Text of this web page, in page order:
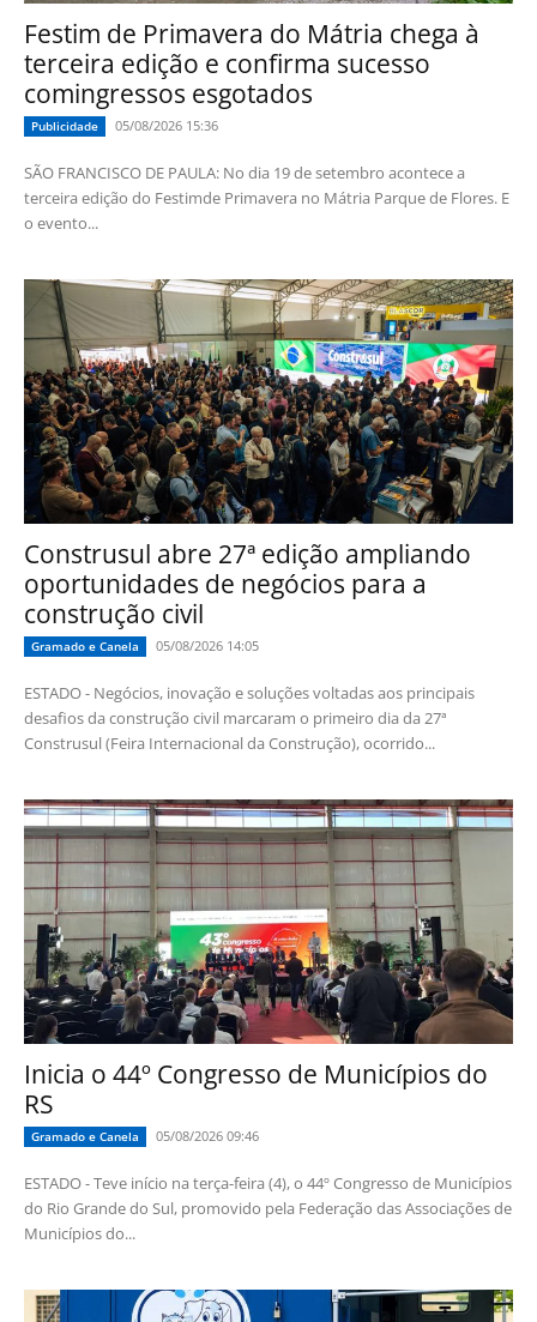
Festim de Primavera do Mátria chega à
terceira edição e confirma sucesso
comingressos esgotados
Publicidade 05/08/2026 15:36
SÃO FRANCISCO DE PAULA: No dia 19 de setembro acontece a
terceira edição do Festimde Primavera no Mátria Parque de Flores. E
o evento...
Construsul abre 27ª edição ampliando
oportunidades de negócios para a
construção civil
Gramado e Canela 05/08/2026 14:05
ESTADO - Negócios, inovação e soluções voltadas aos principais
desafios da construção civil marcaram o primeiro dia da 27ª
Construsul (Feira Internacional da Construção), ocorrido...
Inicia o 44º Congresso de Municípios do
RS
Gramado e Canela 05/08/2026 09:46
ESTADO - Teve início na terça-feira (4), o 44º Congresso de Municípios
do Rio Grande do Sul, promovido pela Federação das Associações de
Municípios do...